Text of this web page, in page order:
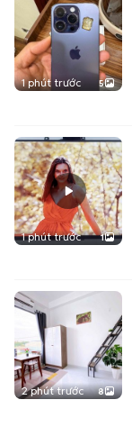
1 phút trước 5
1 phút trước 1
2 phút trước 8